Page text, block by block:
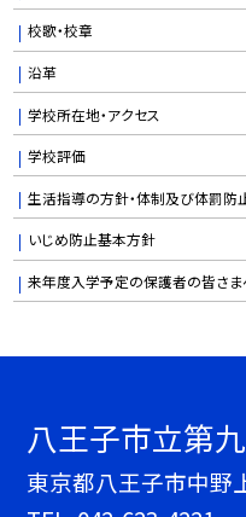
校歌・校章
沿革
学校所在地・アクセス
学校評価
生活指導の方針・体制及び体罰防
いじめ防止基本方針
来年度入学予定の保護者の皆さま
八王子市立第
東京都八王子市中野